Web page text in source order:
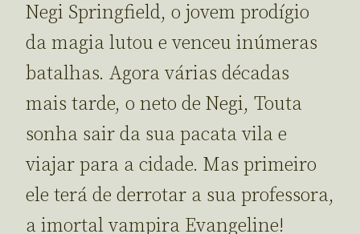
Negi Springfield, o jovem prodígio
da magia lutou e venceu inúmeras
batalhas. Agora várias décadas
mais tarde, o neto de Negi, Touta
sonha sair da sua pacata vila e
viajar para a cidade. Mas primeiro
ele terá de derrotar a sua professora,
a imortal vampira Evangeline!